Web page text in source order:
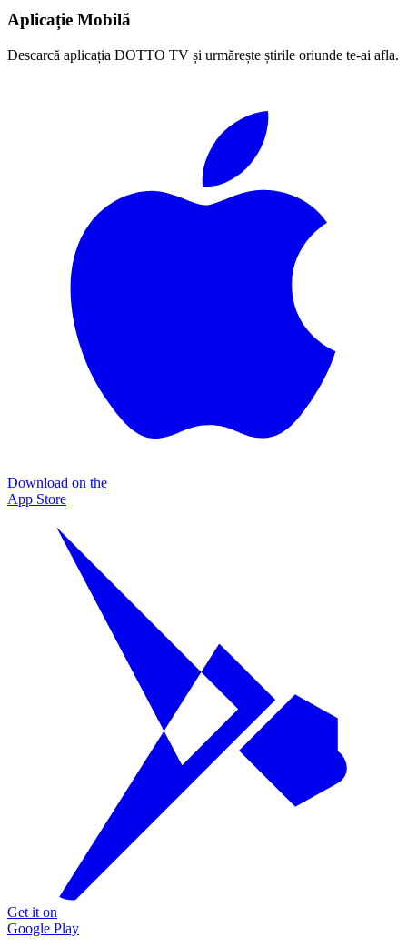
Aplicație Mobilă
Descarcă aplicația DOTTO TV și urmărește știrile oriunde te-ai afla.
Download on the
App Store
Get it on
Google Play